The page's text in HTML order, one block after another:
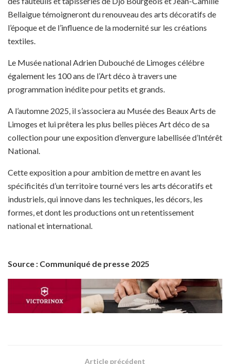
Bellaigue témoigneront du renouveau des arts décoratifs de
l’époque et de l’influence de la modernité sur les créations
textiles.
Le Musée national Adrien Dubouché de Limoges célébre
également les 100 ans de l’Art déco à travers une
programmation inédite pour petits et grands.
A l’automne 2025, il s’associera au Musée des Beaux Arts de
Limoges et lui prêtera les plus belles pièces Art déco de sa
collection pour une exposition d’envergure labellisée d’Intérêt
National.
Cette exposition a pour ambition de mettre en avant les
spécificités d’un territoire tourné vers les arts décoratifs et
industriels, qui innove dans les techniques, les décors, les
formes, et dont les productions ont un retentissement
national et international.
Source : Communiqué de presse 2025
Article précédent